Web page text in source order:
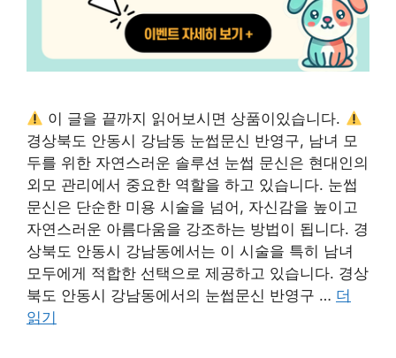
이 글을 끝까지 읽어보시면 상품이있습니다.
경상북도 안동시 강남동 눈썹문신 반영구, 남녀 모
두를 위한 자연스러운 솔루션 눈썹 문신은 현대인의
외모 관리에서 중요한 역할을 하고 있습니다. 눈썹
문신은 단순한 미용 시술을 넘어, 자신감을 높이고
자연스러운 아름다움을 강조하는 방법이 됩니다. 경
상북도 안동시 강남동에서는 이 시술을 특히 남녀
모두에게 적합한 선택으로 제공하고 있습니다. 경상
북도 안동시 강남동에서의 눈썹문신 반영구 … 더
읽기